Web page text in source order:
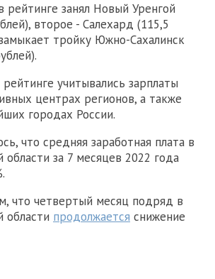
рейтинге занял Новый Уренгой
второе - Салехард (115,5
тройку Южно-Сахалинск
учитывались зарплаты
центрах регионов, а также
городах России.
что средняя заработная плата в
за 7 месяцев 2022 года
что четвертый месяц подряд в
области продолжается снижение